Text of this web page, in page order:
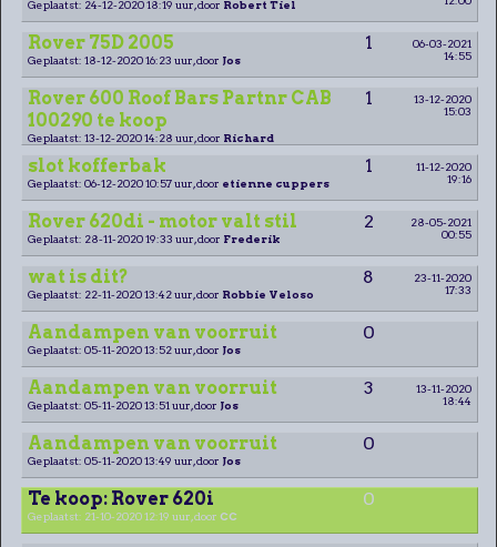
Geplaatst: 24-12-2020 18:19 uur, door Robert Tiel
Rover 75D 2005 1
06-03-2021
14:55
Geplaatst: 18-12-2020 16:23 uur, door Jos
Rover 600 Roof Bars Partnr CAB
100290 te koop
1
13-12-2020
15:03
Geplaatst: 13-12-2020 14:28 uur, door Richard
slot kofferbak 1
11-12-2020
19:16
Geplaatst: 06-12-2020 10:57 uur, door etienne cuppers
Rover 620di - motor valt stil 2
28-05-2021
00:55
Geplaatst: 28-11-2020 19:33 uur, door Frederik
wat is dit? 8
23-11-2020
17:33
Geplaatst: 22-11-2020 13:42 uur, door Robbie Veloso
Aandampen van voorruit 0
Geplaatst: 05-11-2020 13:52 uur, door Jos
Aandampen van voorruit 3
13-11-2020
18:44
Geplaatst: 05-11-2020 13:51 uur, door Jos
Aandampen van voorruit 0
Geplaatst: 05-11-2020 13:49 uur, door Jos
Te koop: Rover 620i 0
Geplaatst: 21-10-2020 12:19 uur, door CC